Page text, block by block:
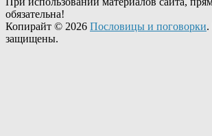
обязательна!
Копирайт © 2026 Пословицы и поговорки.
защищены.